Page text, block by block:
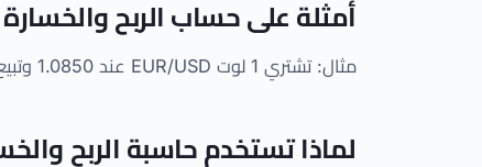
أمثلة على حساب الربح والخسارة
مثال: تشتري 1 لوت EUR/USD عند 1.0850 وتبيع عند 1.0900. الفرق 50 بيب. بقيمة بيب $10، ربحك $500. إذا انخفض السعر إلى 1.0800، تخسر 50 بيب = $500.
لماذا تستخدم حاسبة الربح